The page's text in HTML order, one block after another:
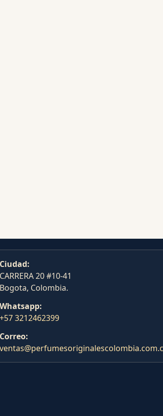
Ciudad:
CARRERA 20 #10-41
Bogota, Colombia.
Whatsapp:
+57 3212462399
Correo: